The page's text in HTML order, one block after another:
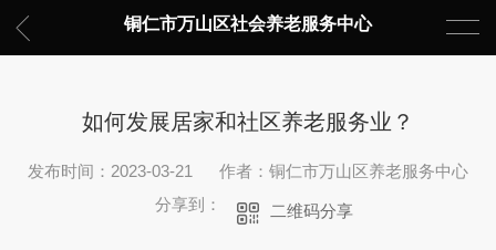
铜仁市万山区社会养老服务中心
如何发展居家和社区养老服务业？
发布时间：2023-03-21
作者：铜仁市万山区养老服务中心
分享到：
二维码分享